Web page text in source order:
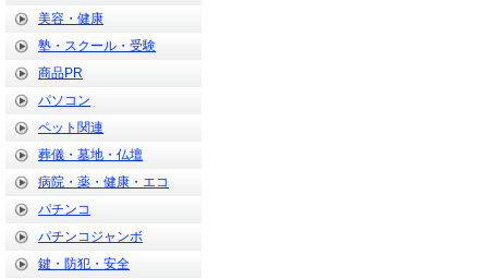
美容・健康
塾・スクール・受験
商品PR
パソコン
ペット関連
葬儀・墓地・仏壇
病院・薬・健康・エコ
パチンコ
パチンコジャンボ
鍵・防犯・安全